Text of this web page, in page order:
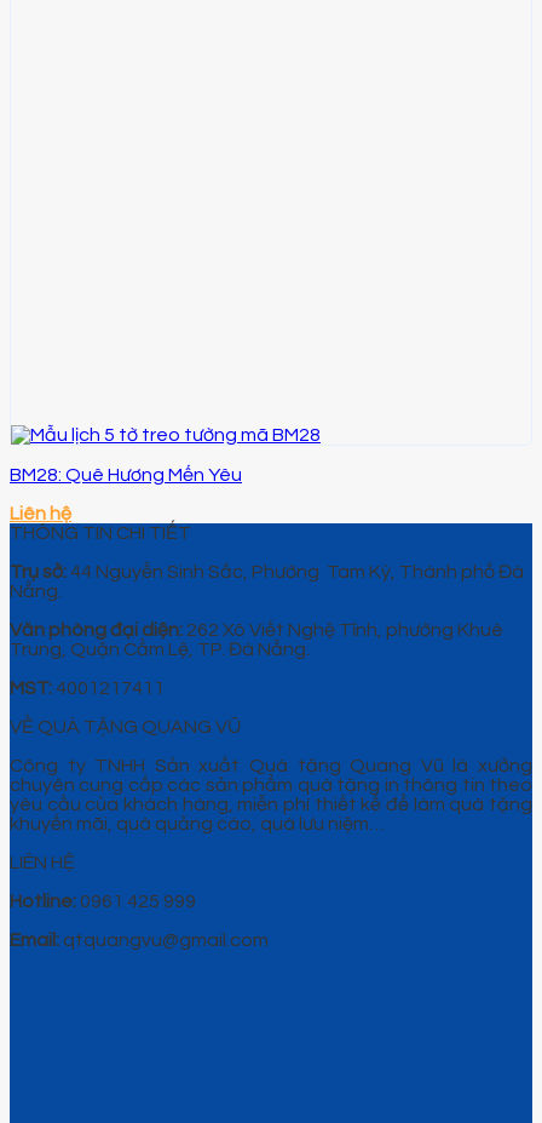
BM28: Quê Hương Mến Yêu
Liên hệ
THÔNG TIN CHI TIẾT
Trụ sở: 44 Nguyễn Sinh Sắc, Phường Tam Kỳ, Thành phố Đà
Nẵng.
Văn phòng đại diện: 262 Xô Viết Nghệ Tĩnh, phường Khuê
Trung, Quận Cẩm Lệ, TP. Đà Nẵng.
MST: 4001217411
VỀ QUÀ TẶNG QUANG VŨ
Công ty TNHH Sản xuất Quà tặng Quang Vũ là xưởng
chuyên cung cấp các sản phẩm quà tặng in thông tin theo
yêu cầu của khách hàng, miễn phí thiết kế để làm quà tặng
khuyến mãi, quà quảng cáo, quà lưu niệm…
LIÊN HỆ
Hotline: 0961 425 999
Email: qtquangvu@gmail.com